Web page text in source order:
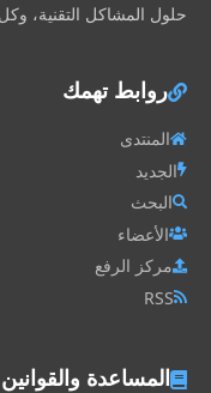
حلول المشاكل التقنية،
روابط تهمك
المنتدى
الجديد
البحث
الأعضاء
مركز الرفع
RSS
المساعدة والقوانين